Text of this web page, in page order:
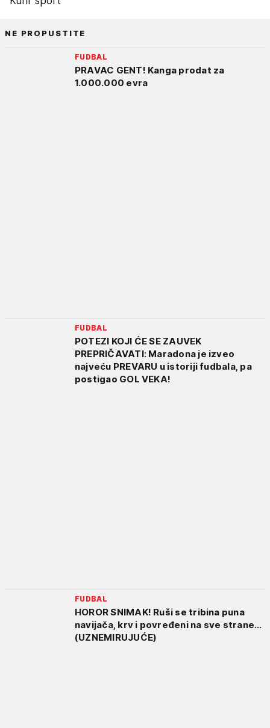
NE PROPUSTITE
FUDBAL
PRAVAC GENT! Kanga prodat za
1.000.000 evra
FUDBAL
POTEZI KOJI ĆE SE ZAUVEK
PREPRIČAVATI: Maradona je izveo
najveću PREVARU u istoriji fudbala, pa
postigao GOL VEKA!
FUDBAL
HOROR SNIMAK! Ruši se tribina puna
navijača, krv i povređeni na sve strane...
(UZNEMIRUJUĆE)